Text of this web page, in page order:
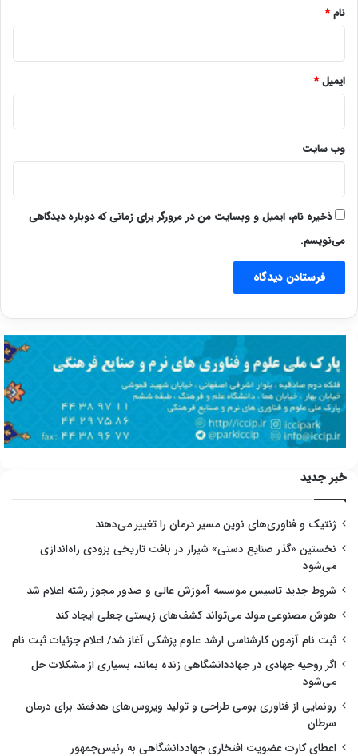
نام*
ایمیل*
وب‌ سایت
ذخیره نام، ایمیل و وبسایت من در مرورگر برای زمانی که دوباره دیدگاهی
می‌نویسم.
خبر جدید
ژنتیک و فناوری‌های نوین مسیر درمان را تغییر می‌دهند
نخستین «گذر صنایع دستی» شیراز در بافت تاریخی بزودی راه‌اندازی
می‌شود
شروط جدید تاسیس موسسه آموزش عالی و صدور مجوز رشته اعلام شد
هوش مصنوعی مولد می‌تواند کشف‌های زیستی جعلی ایجاد کند
ثبت نام آزمون کارشناسی ارشد علوم پزشکی آغاز شد/ اعلام جزئیات ثبت نام
اگر روحیه جهادی در جهاددانشگاهی زنده بماند، بسیاری از مشکلات حل
می‌شود
رونمایی از فناوری بومی طراحی و تولید ویروس‌های هدفمند برای درمان
سرطان
اعطای کارت عضویت افتخاری جهاددانشگاهی به رئیس‌جمهور